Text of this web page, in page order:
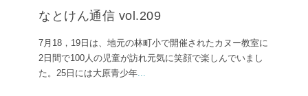
なとけん通信 vol.209
7月18，19日は、地元の林町小で開催されたカヌー教室に
2日間で100人の児童が訪れ元気に笑顔で楽しんでいまし
た。25日には大原青少年